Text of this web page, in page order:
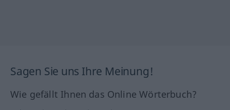
Sagen Sie uns Ihre Meinung!
Wie gefällt Ihnen das Online Wörterbuch?